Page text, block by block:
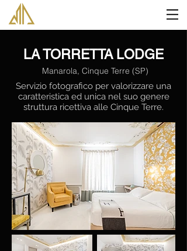
LA TORRETTA LODGE
Manarola, Cinque Terre (SP)
Servizio fotografico per valorizzare una
caratteristica ed unica nel suo genere
struttura ricettiva alle Cinque Terre.